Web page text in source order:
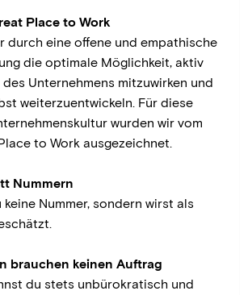
Place to Work
durch eine offene und empathische
die optimale Möglichkeit, aktiv
Unternehmens mitzuwirken und
weiterzuentwickeln. Für diese
wurden wir vom
to Work ausgezeichnet.
Nummern
Nummer, sondern wirst als
brauchen keinen Auftrag
du stets unbürokratisch und